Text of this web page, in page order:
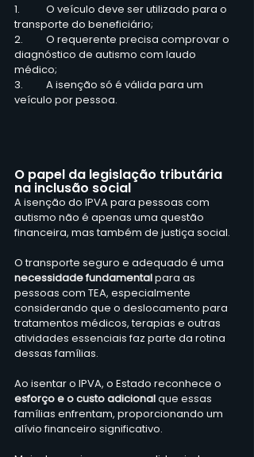
1.	O veículo deve ser utilizado para o
transporte do beneficiário;
2.	O requerente precisa comprovar o
diagnóstico de autismo com laudo
médico;
3.	A isenção só é válida para um
veículo por pessoa.
O papel da legislação tributária
na inclusão social
A isenção do IPVA para pessoas com
autismo não é apenas uma questão
financeira, mas também de justiça social.
O transporte seguro e adequado é uma
necessidade fundamental para as
pessoas com TEA, especialmente
considerando que o deslocamento para
tratamentos médicos, terapias e outras
atividades essenciais faz parte da rotina
dessas famílias.
Ao isentar o IPVA, o Estado reconhece o
esforço e o custo adicional que essas
famílias enfrentam, proporcionando um
alívio financeiro significativo.